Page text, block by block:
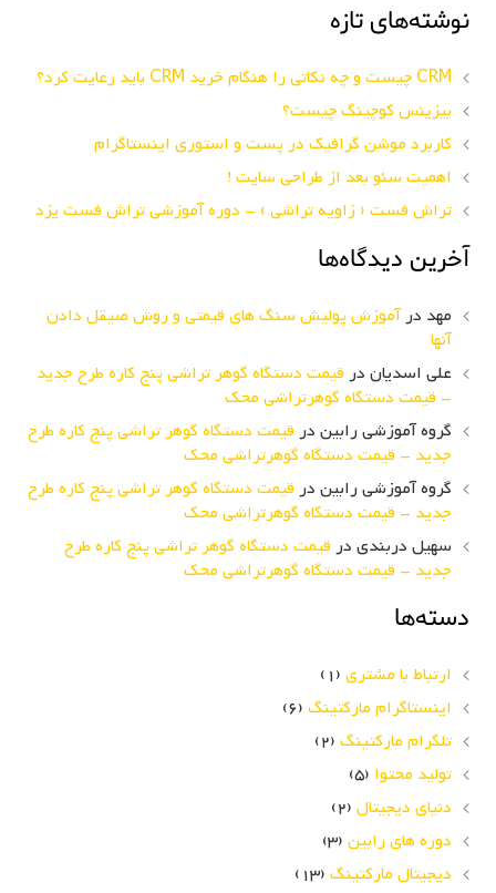
نوشته‌های تازه
CRM چیست و چه نکاتی را هنگام خرید CRM باید رعایت کرد؟
بیزینس کوچینگ چیست؟
کاربرد موشن گرافیک در پست و استوری اینستاگرام
اهمیت سئو بعد از طراحی سایت !
تراش فست ( زاویه تراشی ) – دوره آموزشی تراش فست یزد
آخرین دیدگاه‌ها
مهد درآموزش پولیش سنگ های قیمتی و روش صیقل دادن
آنها
علی اسدیان در قیمت دستگاه گوهر تراشی پنج کاره طرح جدید
– قیمت دستگاه گوهرتراشی محک
گروه آموزشی رابین در قیمت دستگاه گوهر تراشی پنج کاره طرح
جدید – قیمت دستگاه گوهرتراشی محک
گروه آموزشی رابین در قیمت دستگاه گوهر تراشی پنج کاره طرح
جدید – قیمت دستگاه گوهرتراشی محک
سهیل دربندی در قیمت دستگاه گوهر تراشی پنج کاره طرح
جدید – قیمت دستگاه گوهرتراشی محک
دسته‌ها
ارتباط با مشتری (1)
اینستاگرام مارکتینگ (6)
تلگرام مارکتینگ (2)
تولید محتوا (5)
دنیای دیجیتال (2)
دوره های رابین (3)
دیجیتال مارکتینگ (13)